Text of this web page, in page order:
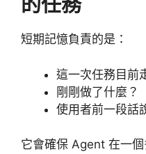
短期記憶負責的是：
這一次任務目前
剛剛做了什麼？
使用者前一段話
它會確保 Agent 在一